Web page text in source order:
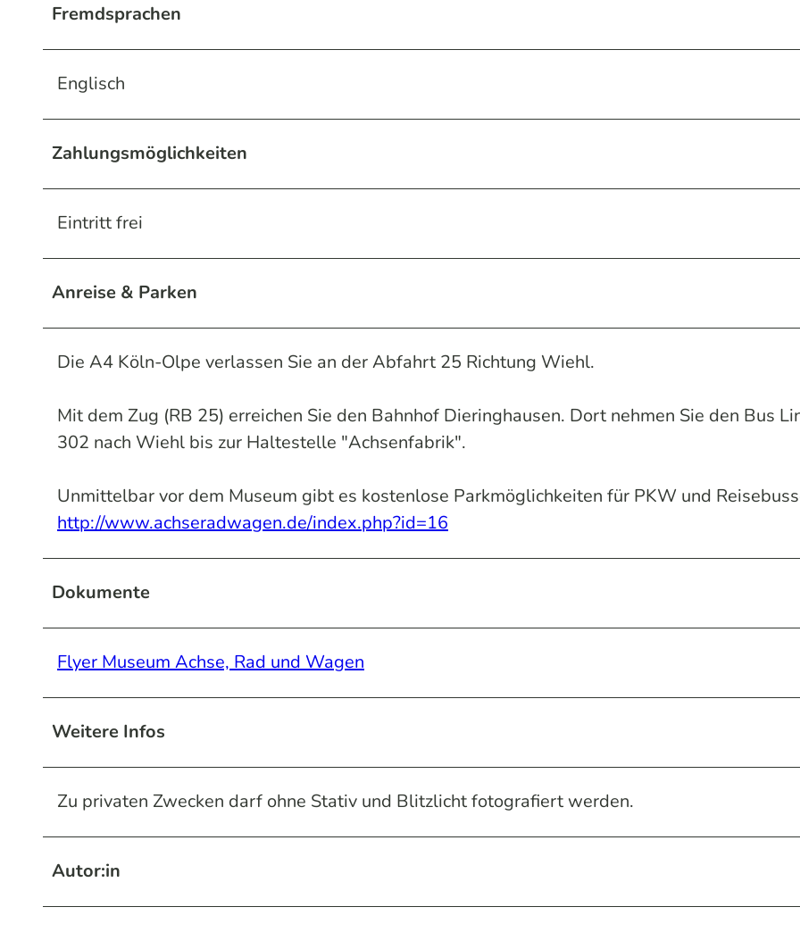
Fremdsprachen
Englisch
Zahlungsmöglichkeiten
Eintritt frei
Anreise & Parken
Die A4 Köln-Olpe verlassen Sie an der Abfahrt 25 Richtung Wiehl.
Mit dem Zug (RB 25) erreichen Sie den Bahnhof Dieringhausen. Dort nehmen Sie den Bus
302 nach Wiehl bis zur Haltestelle "Achsenfabrik".
Unmittelbar vor dem Museum gibt es kostenlose Parkmöglichkeiten für PKW und
http://www.achseradwagen.de/index.php?id=16
Dokumente
Flyer Museum Achse, Rad und Wagen
Weitere Infos
Zu privaten Zwecken darf ohne Stativ und Blitzlicht fotografiert werden.
Autor:in